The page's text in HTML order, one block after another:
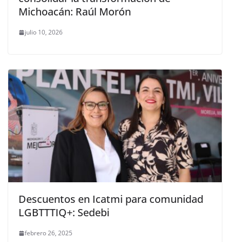
Michoacán: Raúl Morón
julio 10, 2026
Descuentos en Icatmi para comunidad
LGBTTTIQ+: Sedebi
febrero 26, 2025